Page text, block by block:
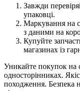
Завжди
упаковці.
Маркування на
з даними на
Купуйте
магазинах із
Уникайте покупок на
односторінниках.
походження. Безпека